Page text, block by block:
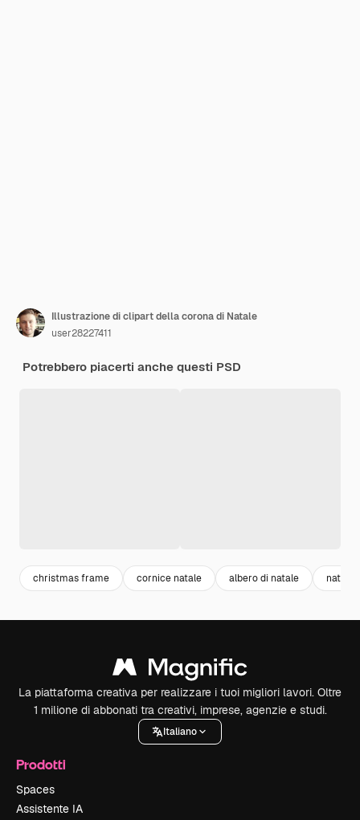
Illustrazione di clipart della corona di Natale
user28227411
Potrebbero piacerti anche questi PSD
christmas frame cornice natale albero di natale natale
La piattaforma creativa per realizzare i tuoi migliori lavori. Oltre
1 milione di abbonati tra creativi, imprese, agenzie e studi.
Italiano
Prodotti
Spaces
Assistente IA